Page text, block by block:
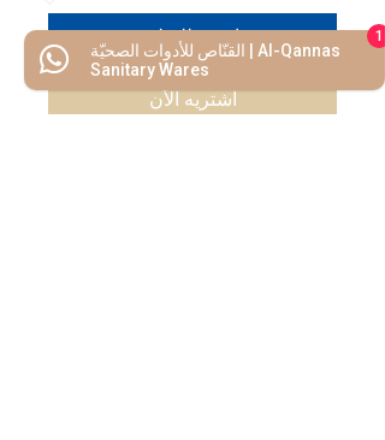
اضف للسلة
اشتريه الأن
القنّاص للأدوات الصحيّة | Al-Qannas
Sanitary Wares
1